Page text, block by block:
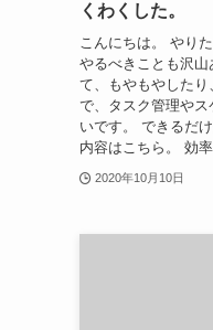
くわくした。
こんにちは。 やり
やるべきことも沢
て、もやもやした
で、タスク管理や
いです。 できるだ
内容はこちら。 効
2020年10月10日